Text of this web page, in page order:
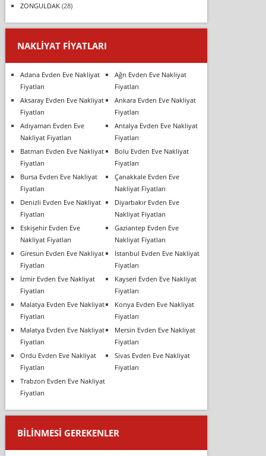
ZONGULDAK(28)
NAKLIYAT FIYATLARI
Adana Evden Eve Nakliyat
Fiyatları
Ağrı Evden Eve Nakliyat
Fiyatları
Aksaray Evden Eve Nakliyat
Fiyatları
Ankara Evden Eve Nakliyat
Fiyatları
Adıyaman Evden Eve
Nakliyat Fiyatları
Antalya Evden Eve Nakliyat
Fiyatları
Batman Evden Eve Nakliyat
Fiyatları
Bolu Evden Eve Nakliyat
Fiyatları
Bursa Evden Eve Nakliyat
Fiyatları
Çanakkale Evden Eve
Nakliyat Fiyatları
Denizli Evden Eve Nakliyat
Fiyatları
Diyarbakır Evden Eve
Nakliyat Fiyatları
Eskişehir Evden Eve
Nakliyat Fiyatları
Gaziantep Evden Eve
Nakliyat Fiyatları
Giresun Evden Eve Nakliyat
Fiyatları
İstanbul Evden Eve Nakliyat
Fiyatları
İzmir Evden Eve Nakliyat
Fiyatları
Kayseri Evden Eve Nakliyat
Fiyatları
Malatya Evden Eve Nakliyat
Fiyatları
Konya Evden Eve Nakliyat
Fiyatları
Malatya Evden Eve Nakliyat
Fiyatları
Mersin Evden Eve Nakliyat
Fiyatları
Ordu Evden Eve Nakliyat
Fiyatları
Sivas Evden Eve Nakliyat
Fiyatları
Trabzon Evden Eve Nakliyat
Fiyatları
BILINMESI GEREKENLER